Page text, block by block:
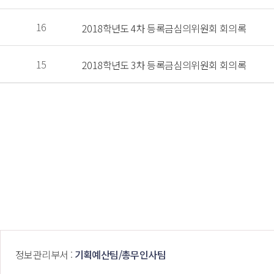
16 2018학년도 4차 등록금심의위원회 회의록
15 2018학년도 3차 등록금심의위원회 회의록
정보관리부서 : 기획예산팀/총무인사팀